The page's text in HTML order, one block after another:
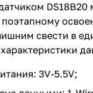
поэтапному
свести в
3V-5.5V;